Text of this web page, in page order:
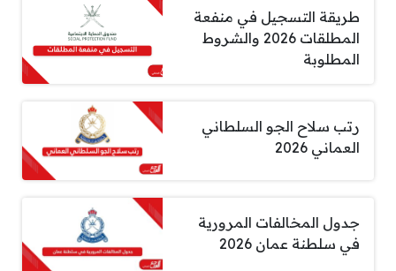
طريقة التسجيل في منفعة
المطلقات 2026 والشروط
المطلوبة
رتب سلاح الجو السلطاني
العماني 2026
جدول المخالفات المرورية
في سلطنة عمان 2026